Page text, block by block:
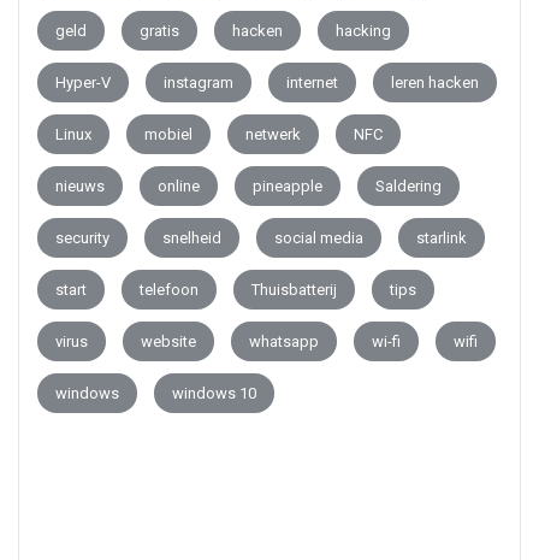
geld gratis hacken hacking
Hyper-V instagram internet leren hacken
Linux mobiel netwerk NFC
nieuws online pineapple Saldering
security snelheid social media starlink
start telefoon Thuisbatterij tips
virus website whatsapp wi-fi wifi
windows windows 10